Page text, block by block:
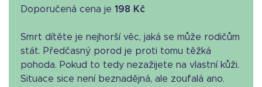
Doporučená cena je 198 Kč
Smrt dítěte je nejhorší věc, jaká se může rodičům
stát. Předčasný porod je proti tomu těžká
pohoda. Pokud to tedy nezažijete na vlastní kůži.
Situace sice není beznadějná, ale zoufalá ano.